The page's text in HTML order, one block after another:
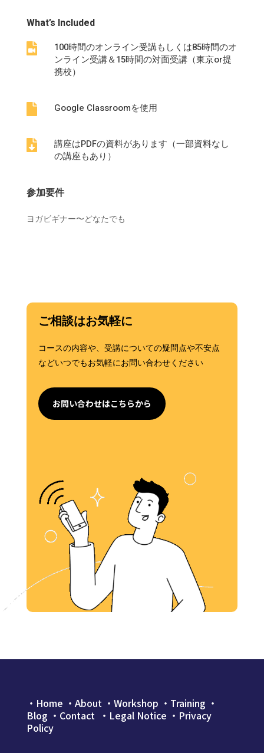
What’s Included

100時間のオンライン受講もしくは85時間のオ
ンライン受講＆15時間の対面受講（東京or提
携校）
 Google Classroomを使用

講座はPDFの資料があります（一部資料なし
の講座もあり）
参加要件
ヨガビギナー〜どなたでも
ご相談はお気軽に
コースの内容や、受講についての疑問点や不安点
などいつでもお気軽にお問い合わせください
お問い合わせはこちらから
・ Home ・ About ・ Workshop ・ Training ・
Blog ・ Contact ・Legal Notice ・ Privacy
Policy